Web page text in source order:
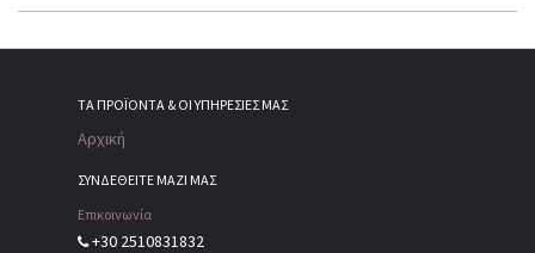
ΤΑ ΠΡΟΪΌΝΤΑ & ΟΙ ΥΠΗΡΕΣΊΕΣ ΜΑΣ
Αρχική
ΣΥΝΔΕΘΕΙΤΕ ΜΑΖΙ ΜΑΣ
Επικοινωνία
+30 2510831832